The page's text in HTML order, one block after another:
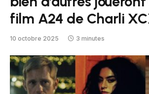
film A24 de Charli
10 octobre 2025 3 minutes